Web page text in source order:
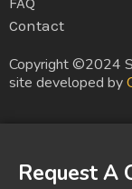
Contact
Copyright ©2024
site developed by
Request A